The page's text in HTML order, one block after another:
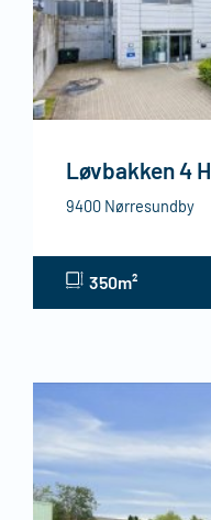
Løvbakken 4 H
9400 Nørresundby
350m²